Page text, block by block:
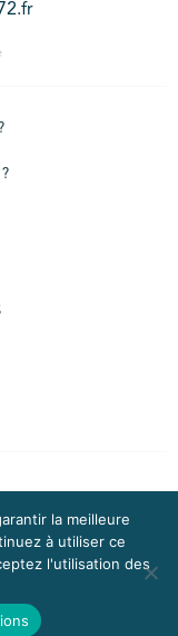
la meilleure
à utiliser ce
l'utilisation des